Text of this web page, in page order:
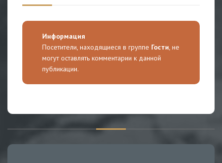
Информация
Посетители, находящиеся в группе Гости , не
могут оставлять комментарии к данной
публикации.